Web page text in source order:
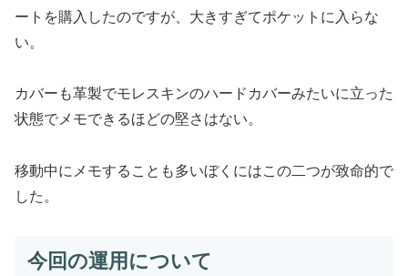
ートを購入したのですが、大きすぎてポケットに入らな
い。
カバーも革製でモレスキンのハードカバーみたいに立った
状態でメモできるほどの堅さはない。
移動中にメモすることも多いぼくにはこの二つが致命的で
した。
今回の運用について